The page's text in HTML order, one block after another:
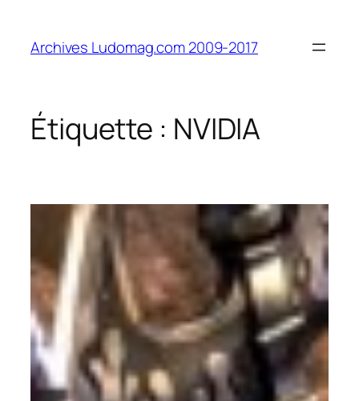
contenu
Archives Ludomag.com 2009-2017
Étiquette : NVIDIA